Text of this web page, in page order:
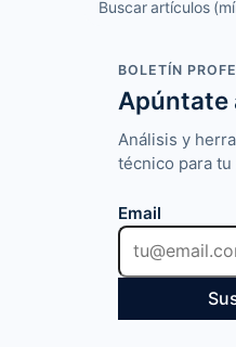
BOLETÍN
Apúntate
Análisis y
técnico para tu
Email